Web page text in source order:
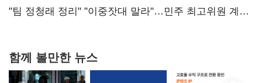
핵심으로 재부상
"팀 정청래 정리" "이중잣대 말라"…민주 최고위원 계파
함께 볼만한 뉴스